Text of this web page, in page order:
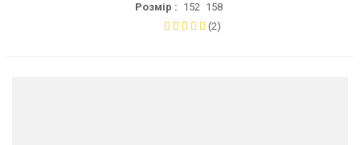
Розмір : 152 158
(2)